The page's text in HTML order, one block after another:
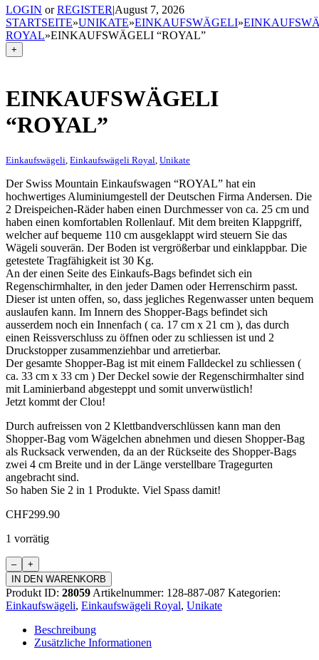
LOGIN orREGISTER|August 7, 2026
STARTSEITE»UNIKATE»EINKAUFSWÄGELI»
ROYAL»EINKAUFSWÄGELI “ROYAL”
+
EINKAUFSWÄGELI
“ROYAL”
Einkaufswägeli, Einkaufswägeli Royal, Unikate
Der Swiss Mountain Einkaufswagen “ROYAL” hat ein
hochwertiges Aluminiumgestell der Deutschen Firma Andersen. Die
2 Dreispeichen-Räder haben einen Durchmesser von ca. 25 cm und
haben einen komfortablen Rollenlauf. Mit dem breiten Klappgriff,
welcher auf bequeme 110 cm ausgeklappt wird steuern Sie das
Wägeli souverän. Der Boden ist vergrößerbar und einklappbar. Die
getestete Tragfähigkeit ist 30 Kg.
An der einen Seite des Einkaufs-Bags befindet sich ein
Regenschirmhalter, in den jeder Damen oder Herrenschirm passt.
Dieser ist unten offen, so, dass jegliches Regenwasser unten bequem
auslaufen kann. Im Innern des Shopper-Bags befindet sich
ausserdem noch ein Innenfach ( ca. 17 cm x 21 cm ), das durch
einen Reissverschluss zu öffnen oder zu schliessen ist und 2
Druckstopper zusammenziehbar und arretierbar.
Der gesamte Shopper-Bag ist mit einem Falldeckel zu schliessen (
ca. 33 cm x 33 cm ) Der Deckel sowie der Regenschirmhalter sind
mit Laminierband abgesteppt und somit unverwüstlich!
Jetzt kommt der Clou!
Durch aufreissen von 2 Klettbandverschlüssen kann man den
Shopper-Bag vom Wägelchen abnehmen und diesen Shopper-Bag
als Rucksack verwenden, da an der Rückseite des Shopper-Bags
zwei 4 cm Breite und in der Länge verstellbare Tragegurten
angebracht sind.
So haben Sie 2 in 1 Produkte. Viel Spass damit!
CHF299.90
1 vorrätig
Einkaufswägeli
"ROYAL"
Menge
IN DEN WARENKORB
Produkt ID: 28059 Artikelnummer: 128-887-087 Kategorien:
Einkaufswägeli, Einkaufswägeli Royal, Unikate
Beschreibung
Zusätzliche Informationen